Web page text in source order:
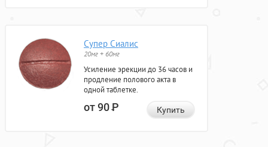
Супер Сиалис
20мг + 60мг
Усиление эрекции до 36 часов и
продление полового акта в
одной таблетке.
от 90Р Купить